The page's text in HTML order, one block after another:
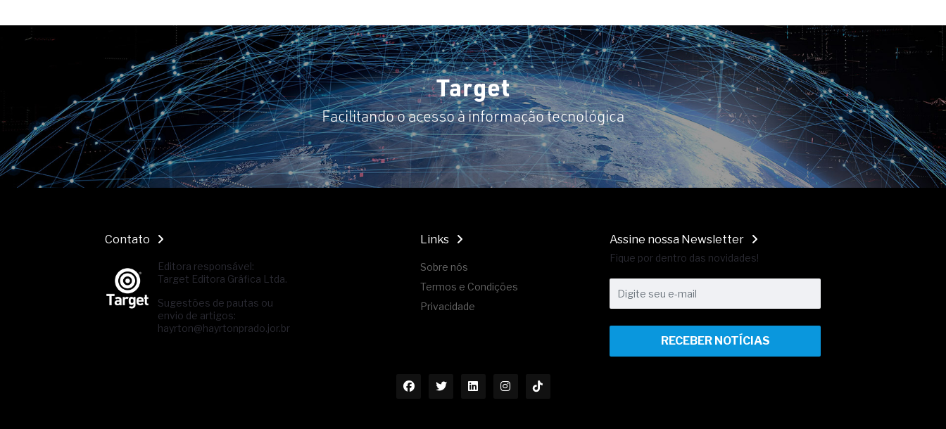
Target
Facilitando o acesso à informação tecnológica
Contato
Editora responsável:
Target Editora Gráfica Ltda.
Sugestões de pautas ou
envio de artigos:
hayrton@hayrtonprado.jor.br
Links
Sobre nós
Termos e Condições
Privacidade
Assine nossa Newsletter
Fique por dentro das novidades!
RECEBER NOTÍCIAS